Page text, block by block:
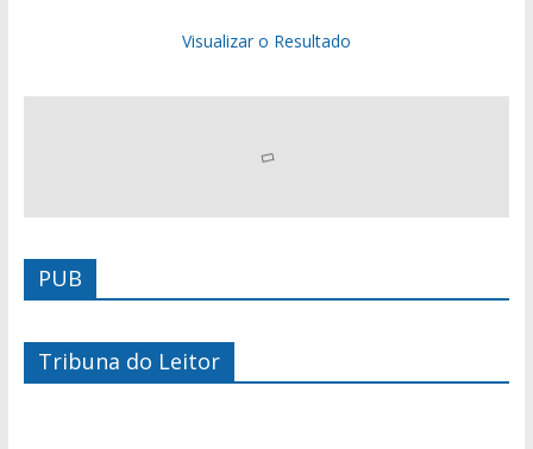
Visualizar o Resultado
PUB
Tribuna do Leitor